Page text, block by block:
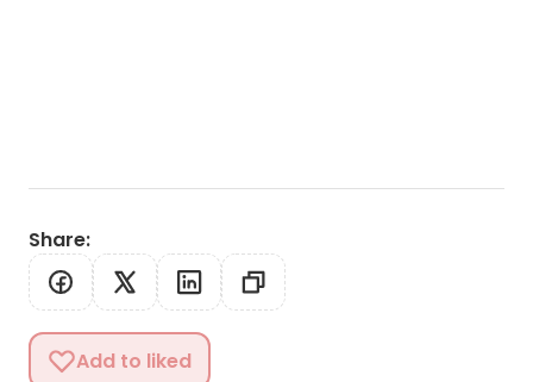
Share:
Add to liked